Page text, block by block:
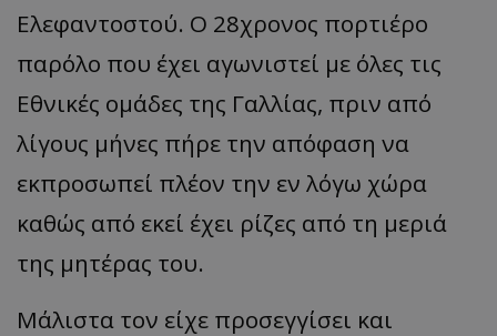
Ελεφαντοστού. Ο 28χρονος πορτιέρο
παρόλο που έχει αγωνιστεί με όλες τις
Εθνικές ομάδες της Γαλλίας, πριν από
λίγους μήνες πήρε την απόφαση να
εκπροσωπεί πλέον την εν λόγω χώρα
καθώς από εκεί έχει ρίζες από τη μεριά
της μητέρας του.
Μάλιστα τον είχε προσεγγίσει και